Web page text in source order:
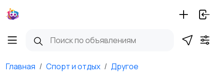
Главная Спорт и отдых Другое